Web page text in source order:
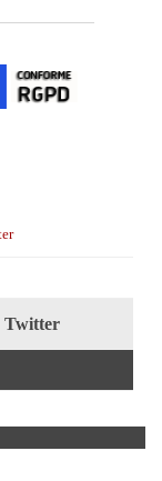
Twitter